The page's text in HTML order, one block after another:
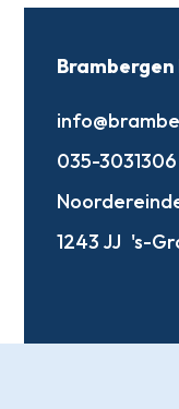
Brambergen
035-3031306
1243 JJ 's-